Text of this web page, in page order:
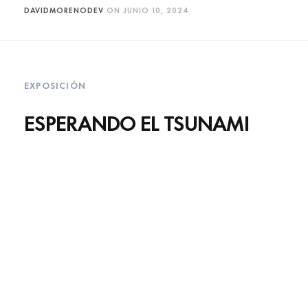
DAVIDMORENODEV ON JUNIO 10, 2024
EXPOSICIÓN
ESPERANDO EL TSUNAMI